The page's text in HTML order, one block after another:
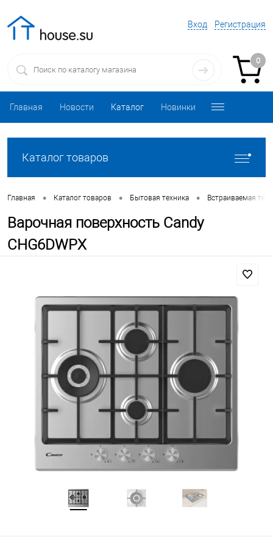
Вход Регистрация
0
Главная Новости Каталог Новинки
Каталог товаров
Главная • Каталог товаров • Бытовая техника • Встраиваемая
Варочная поверхность Candy
CHG6DWPX